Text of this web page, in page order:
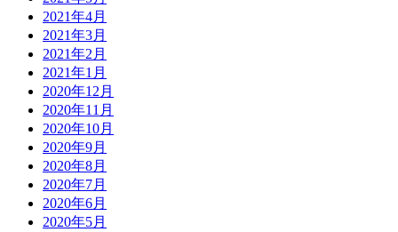
2021年4月
2021年3月
2021年2月
2021年1月
2020年12月
2020年11月
2020年10月
2020年9月
2020年8月
2020年7月
2020年6月
2020年5月